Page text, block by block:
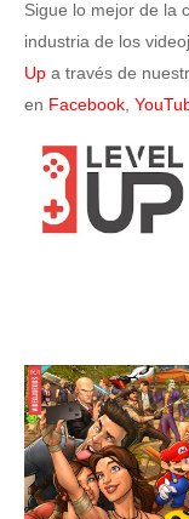
Sigue lo mejor de la
industria de los
Up a través de
en Facebook